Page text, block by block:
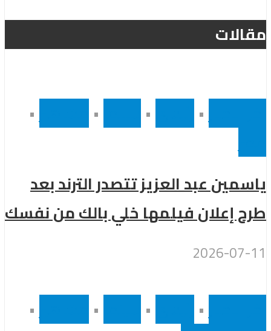
مقالات
•
•
•
•
ياسمين عبد العزيز تتصدر الترند بعد
طرح إعلان فيلمها خلي بالك من نفسك
2026-07-11
•
•
•
•